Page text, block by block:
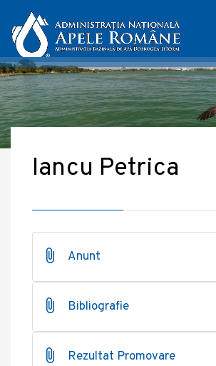
Iancu Petrica
Anunt
Bibliografie
Rezultat Promovare